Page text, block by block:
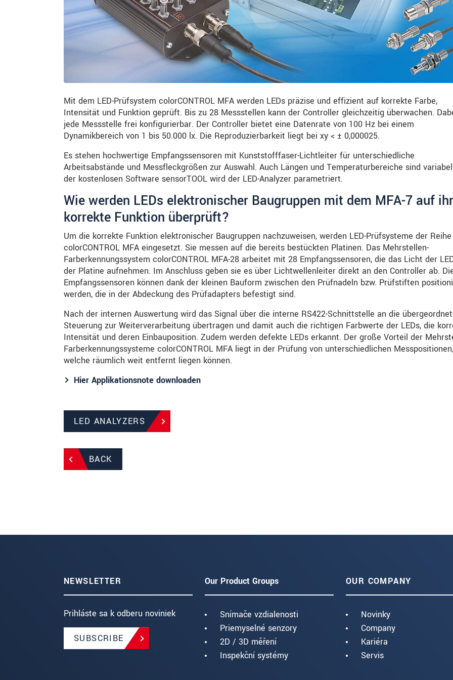
Mit dem LED-Prüfsystem colorCONTROL MFA werden LEDs präzise und effizient auf korrekte Farbe,
Intensität und Funktion geprüft. Bis zu 28 Messstellen kann der Controller gleichzeitig überwachen.
jede Messstelle frei konfigurierbar. Der Controller bietet eine Datenrate von 100 Hz bei einem
Dynamikbereich von 1 bis 50.000 lx. Die Reproduzierbarkeit liegt bei xy < ± 0,000025.
Es stehen hochwertige Empfangssensoren mit Kunststofffaser-Lichtleiter für unterschiedliche
Arbeitsabstände und Messfleckgrößen zur Auswahl. Auch Längen und Temperaturbereiche sind
der kostenlosen Software sensorTOOL wird der LED-Analyzer parametriert.
Wie werden LEDs elektronischer Baugruppen mit dem MFA-7 auf
korrekte Funktion überprüft?
Um die korrekte Funktion elektronischer Baugruppen nachzuweisen, werden LED-Prüfsysteme der Reihe
colorCONTROL MFA eingesetzt. Sie messen auf die bereits bestückten Platinen. Das Mehrstellen-
Farberkennungssystem colorCONTROL MFA-28 arbeitet mit 28 Empfangssensoren, die das Licht der
der Platine aufnehmen. Im Anschluss geben sie es über Lichtwellenleiter direkt an den Controller ab.
Empfangssensoren können dank der kleinen Bauform zwischen den Prüfnadeln bzw. Prüfstiften
werden, die in der Abdeckung des Prüfadapters befestigt sind.
Nach der internen Auswertung wird das Signal über die interne RS422-Schnittstelle an die
Steuerung zur Weiterverarbeitung übertragen und damit auch die richtigen Farbwerte der LEDs, die
Intensität und deren Einbauposition. Zudem werden defekte LEDs erkannt. Der große Vorteil der
Farberkennungssysteme colorCONTROL MFA liegt in der Prüfung von unterschiedlichen Messpositionen,
welche räumlich weit entfernt liegen können.
Hier Applikationsnote downloaden
LED ANALYZERS
BACK
NEWSLETTER
Prihláste sa k odberu noviniek
SUBSCRIBE
Our Product Groups
Snímače vzdialenosti
Priemyselné senzory
2D / 3D měření
Inspekční systémy
OUR COMPANY
Novinky
Company
Kariéra
Servis